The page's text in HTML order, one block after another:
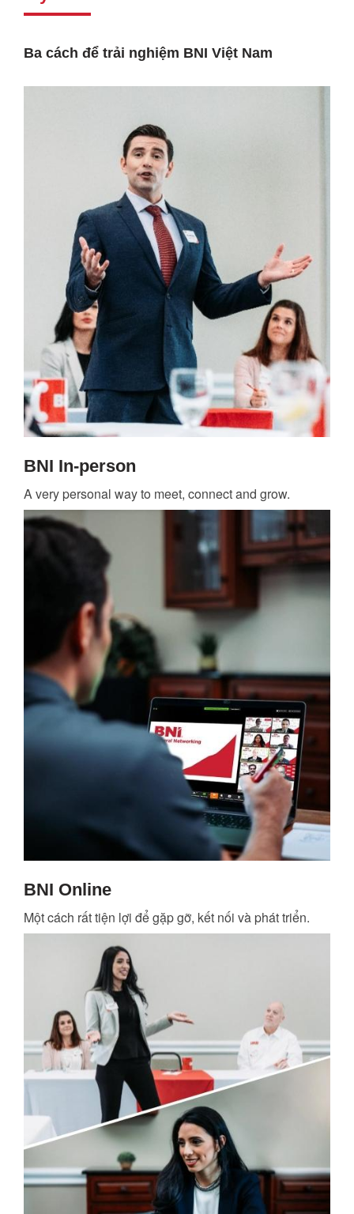
Ba cách để trải nghiệm BNI Việt Nam
BNI In-person
A very personal way to meet, connect and grow.
BNI Online
Một cách rất tiện lợi để gặp gỡ, kết nối và phát triển.